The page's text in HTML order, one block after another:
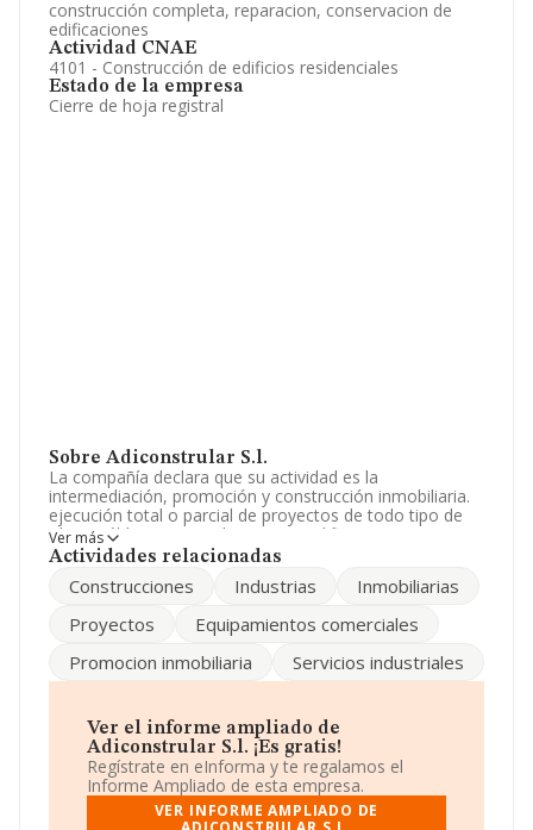
construcción completa, reparacion, conservacion de
edificaciones
Actividad CNAE
4101 - Construcción de edificios residenciales
Estado de la empresa
Cierre de hoja registral
Sobre Adiconstrular S.l.
La compañía declara que su actividad es la
intermediación, promoción y construcción inmobiliaria.
ejecución total o parcial de proyectos de todo tipo de
obras públicas o privadas, casas, edificaciones
industriales, comerciales, residenciales, equipamientos,
como Sociedad Limitada. Su CNAE corresponde a 4101
mercados exteriores.
La sociedadAdiconstrular S.L , con número de
identificación fiscal B62597646, se encuentra en Calle
Cataluña.
Con los datos a disposición de INFORMA sobre 188.948
empresas pertenecientes al sector, a nivel nacional la
facturación asciende a 36.783 millones de euros y se
calcula un promedio de facturación de 194 mil euros
Ver más
Actividades relacionadas
Construcciones Industrias
Inmobiliarias
Proyectos
Equipamientos comerciales
Promocion inmobiliaria
Servicios industriales
Ver el informe ampliado de
Adiconstrular S.l. ¡Es gratis!
Regístrate en eInforma y te regalamos el
Informe Ampliado de esta empresa.
VER INFORME AMPLIADO DE